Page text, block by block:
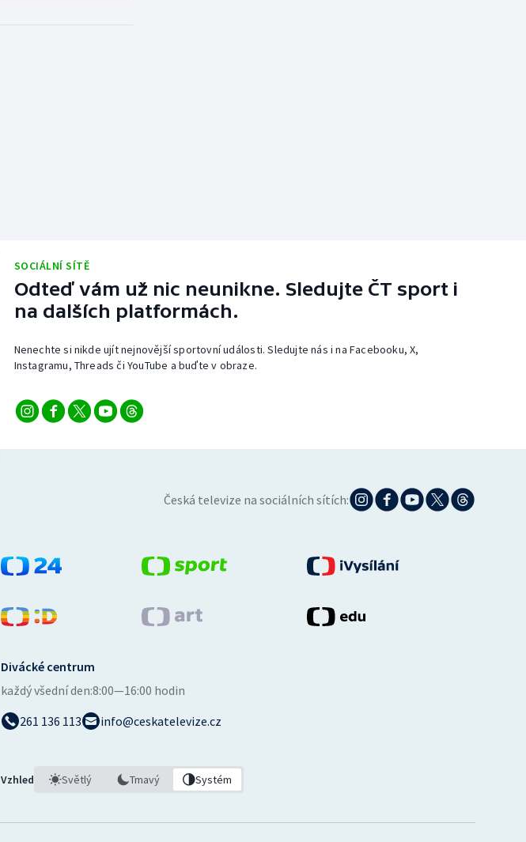
SOCIÁLNÍ SÍTĚ
Odteď vám už nic neunikne. Sledujte ČT sport i
na dalších platformách.
Nenechte si nikde ujít nejnovější sportovní události. Sledujte nás i na Facebooku, X,
Instagramu, Threads či YouTube a buďte v obraze.
Česká televize na sociálních sítích:
Divácké centrum
každý všední den:8:00—16:00 hodin
261 136 113
info@ceskatelevize.cz
Vzhled Světlý Tmavý Systém